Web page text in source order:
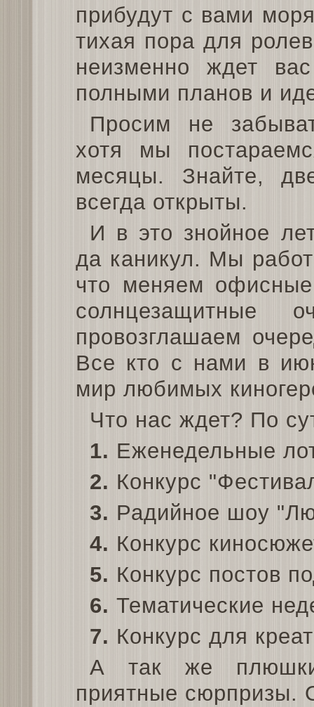
прибудут с вами
тихая пора для
неизменно ждет
полными планов и
Просим не
хотя мы
месяцы. Знайте,
всегда открыты.
И в это знойное
да каникул. Мы
что меняем
провозглашаем
Все кто с нами в
мир любимых
Что нас ждет? По
1. Еженедельные
2. Конкурс
3. Радийное шоу
4. Конкурс
5. Конкурс постов
6. Тематические
7. Конкурс для
А так же
приятные сюрпризы.